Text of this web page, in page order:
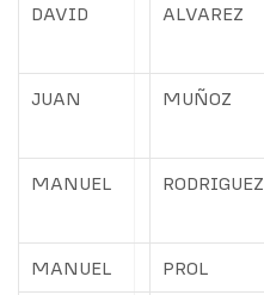
DAVID ALVAREZ
JUAN MUÑOZ
MANUEL RODRIGUEZ
MANUEL PROL